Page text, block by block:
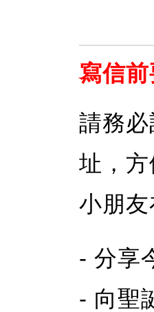
寫信前
請務
址，
小朋友
- 分享
- 向聖